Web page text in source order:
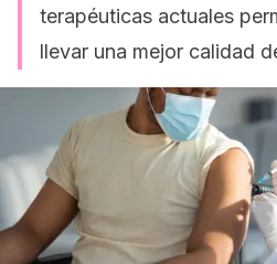
terapéuticas actuales
llevar una mejor calidad